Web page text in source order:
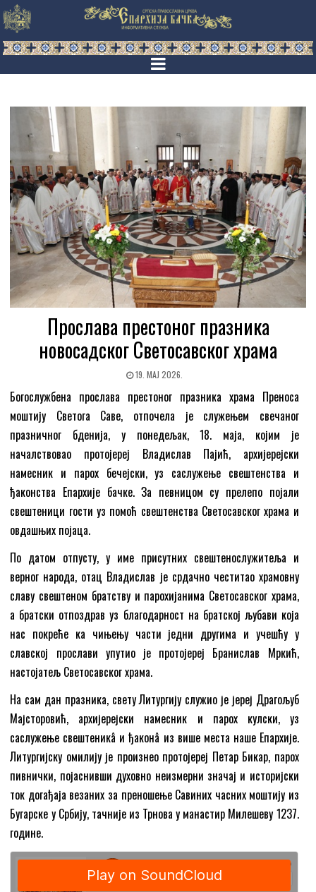
Прослава престоног празника
новосадског Светосавског храма
19. МАЈ 2026.
Богослужбена прослава престоног празника храма Преноса
моштију Светога Саве, отпочела је служењем свечаног
празничног бденија, у понедељак, 18. маја, којим је
началствовао протојереј Владислав Пајић, архијерејски
намесник и парох бечејски, уз саслужење свештенства и
ђаконства Епархије бачке. За певницом су прелепо појали
свештеници гости уз помоћ свештенства Светосавског храма и
овдашњих појаца.
По датом отпусту, у име присутних свештенослужитеља и
верног народа, отац Владислав је срдачно честитао храмовну
славу свештеном братству и парохијанима Светосавског храма,
а братски отпоздрав уз благодарност на братској љубави која
нас покреће ка чињењу части једни другима и учешћу у
славској прослави упутио је протојереј Бранислав Мркић,
настојатељ Светосавског храма.
На сам дан празника, свету Литургију служио је јереј Драгољуб
Мајсторовић, архијерејски намесник и парох кулски, уз
саслужење свештеникâ и ђаконâ из више места наше Епархије.
Литургијску омилију је произнео протојереј Петар Бикар, парох
пивнички, појаснивши духовно неизмерни значај и историјски
ток догађаја везаних за преношење Савиних часних моштију из
Бугарске у Србију, тачније из Трнова у манастир Милешеву 1237.
године.